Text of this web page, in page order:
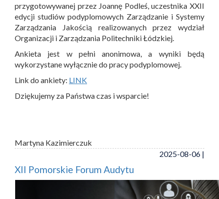
przygotowywanej przez Joannę Podleś, uczestnika XXII
edycji studiów podyplomowych Zarządzanie i Systemy
Zarządzania Jakością realizowanych przez wydział
Organizacji i Zarządzania Politechniki Łódzkiej.
Ankieta jest w pełni anonimowa, a wyniki będą
wykorzystane wyłącznie do pracy podyplomowej.
Link do ankiety: LINK
Dziękujemy za Państwa czas i wsparcie!
Martyna Kazimierczuk
2025-08-06 |
XII Pomorskie Forum Audytu